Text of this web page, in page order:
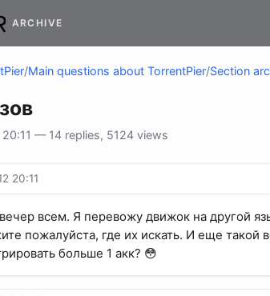
ARCHIVE
/Main questions about TorrentPier/Section
— 14 replies, 5124 views
20:11
всем. Я перевожу движок на другой
пожалуйста, где их искать. И еще такой
больше 1 акк? 😳